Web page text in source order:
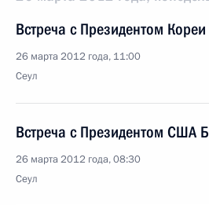
Встреча с Президентом
26 марта 2012 года, 11:00
Сеул
Встреча с Президентом США
26 марта 2012 года, 08:30
Сеул